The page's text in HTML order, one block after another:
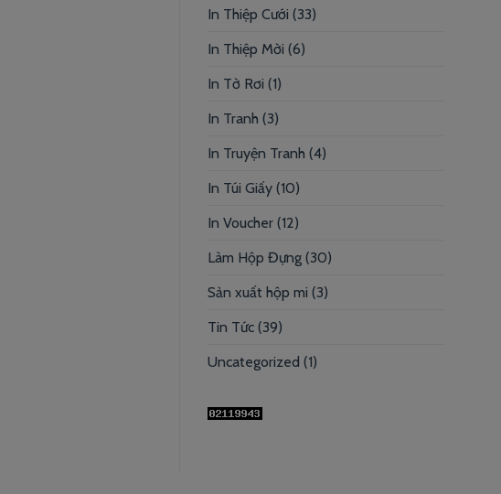
In Thiệp Cưới (33)
In Thiệp Mời (6)
In Tờ Rơi (1)
In Tranh (3)
In Truyện Tranh (4)
In Túi Giấy (10)
In Voucher (12)
Làm Hộp Đựng (30)
Sản xuất hộp mi (3)
Tin Tức (39)
Uncategorized (1)